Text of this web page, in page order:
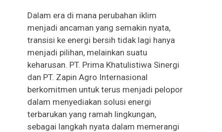
Dalam era di mana perubahan iklim
menjadi ancaman yang semakin nyata,
transisi ke energi bersih tidak lagi hanya
menjadi pilihan, melainkan suatu
keharusan. PT. Prima Khatulistiwa Sinergi
dan PT. Zapin Agro Internasional
berkomitmen untuk terus menjadi pelopor
dalam menyediakan solusi energi
terbarukan yang ramah lingkungan,
sebagai langkah nyata dalam memerangi